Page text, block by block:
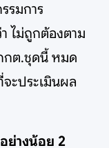
รมการ
ไม่ถูกต้องตาม
กต.ชุดนี้ หมด
จะประเมินผล
ย่างน้อย 2